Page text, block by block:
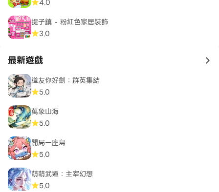
4.0
提子鎮 - 粉紅色家居裝飾
3.0
最新遊戲 to
道友你好劍：群英集結
5.0
萬象山海
5.0
開局一座島
5.0
萌萌武道：主宰幻想
5.0